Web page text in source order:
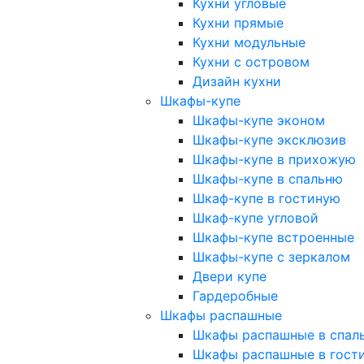
Кухни угловые
Кухни прямые
Кухни модульные
Кухни с островом
Дизайн кухни
Шкафы-купе
Шкафы-купе эконом
Шкафы-купе эксклюзив
Шкафы-купе в прихожую
Шкафы-купе в спальню
Шкаф-купе в гостиную
Шкаф-купе угловой
Шкафы-купе встроенные
Шкафы-купе с зеркалом
Двери купе
Гардеробные
Шкафы распашные
Шкафы распашные в
Шкафы распашные в